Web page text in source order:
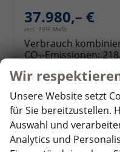
37.980,– €
incl. 19% MwSt.
Verbrauch
CO2-Emissionen:
ab 369,– € mtl.
Wir
Unsere Website setzt
für Sie bereitzustellen.
Auswahl und
Analytics und